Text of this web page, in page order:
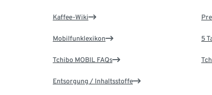
Kaffee-Wiki
Mobilfunklexikon
Tchibo MOBIL FAQs
Entsorgung / Inhaltsstoffe
5